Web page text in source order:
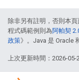
除非另有註明，否則本
程式碼範例則為阿帕契
政策》。Java 是 Oracle
上次更新時間：2026-05-